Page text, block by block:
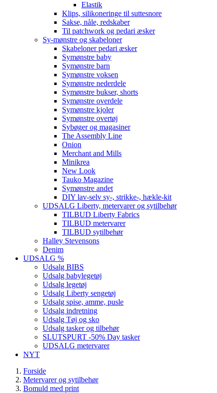
Elastik
Klips, silikoneringe til suttesnore
Sakse, nåle, redskaber
Til patchwork og pedari æsker
Sy-mønstre og skabeloner
Skabeloner pedari æsker
Symønstre baby
Symønstre barn
Symønstre voksen
Symønstre nederdele
Symønstre bukser, shorts
Symønstre overdele
Symønstre kjoler
Symønstre overtøj
Sybøger og magasiner
The Assembly Line
Onion
Merchant and Mills
Minikrea
New Look
Tauko Magazine
Symønstre andet
DIY lav-selv sy-, strikke-, hækle-kit
UDSALG Liberty, metervarer og sytilbehør
TILBUD Liberty Fabrics
TILBUD metervarer
TILBUD sytilbehør
Halley Stevensons
Denim
UDSALG %
Udsalg BIBS
Udsalg babylegetøj
Udsalg legetøj
Udsalg Liberty sengetøj
Udsalg spise, amme, pusle
Udsalg indretning
Udsalg Tøj og sko
Udsalg tasker og tilbehør
SLUTSPURT -50% Day tasker
UDSALG metervarer
NYT
Forside
Metervarer og sytilbehør
Bomuld med print